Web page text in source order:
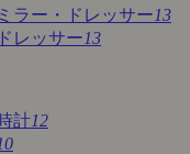
ラー・ドレッサー13
レッサー13
計12